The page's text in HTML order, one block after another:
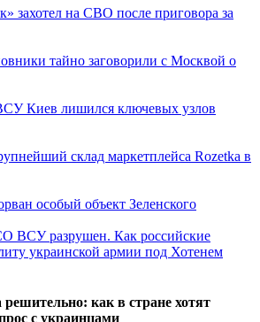
захотел на СВО после приговора за
тайно заговорили с Москвой о
Киев лишился ключевых узлов
склад маркетплейса Rozetka в
особый объект Зеленского
ВСУ разрушен. Как российские
украинской армии под Хотенем
как в стране хотят
с украинцами